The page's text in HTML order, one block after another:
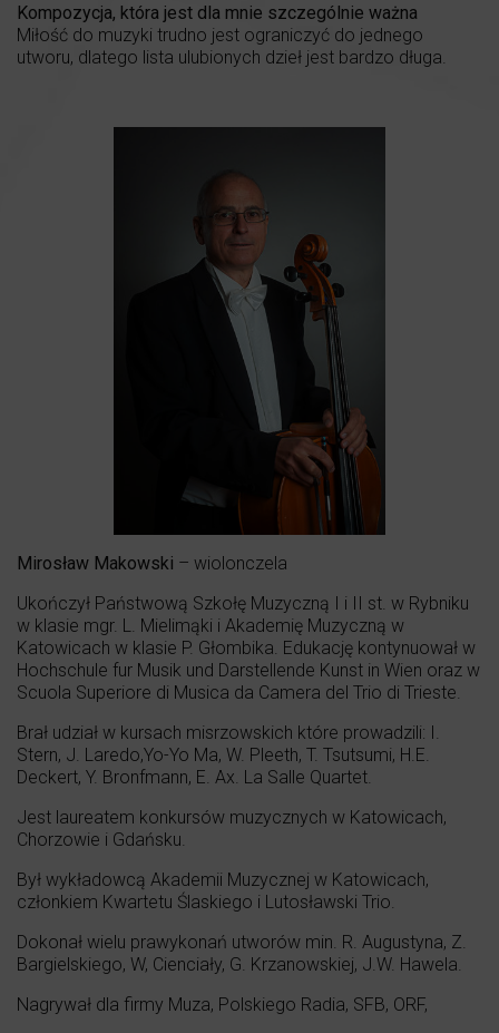
Kompozycja, która jest dla mnie szczególnie ważna
Miłość do muzyki trudno jest ograniczyć do jednego
utworu, dlatego lista ulubionych dzieł jest bardzo długa.
Mirosław Makowski – wiolonczela
Ukończył Państwową Szkołę Muzyczną I i II st. w Rybniku
w klasie mgr. L. Mielimąki i Akademię Muzyczną w
Katowicach w klasie P. Głombika. Edukację kontynuował w
Hochschule fur Musik und Darstellende Kunst in Wien oraz w
Scuola Superiore di Musica da Camera del Trio di Trieste.
Brał udział w kursach misrzowskich które prowadzili: I.
Stern, J. Laredo,Yo-Yo Ma, W. Pleeth, T. Tsutsumi, H.E.
Deckert, Y. Bronfmann, E. Ax. La Salle Quartet.
Jest laureatem konkursów muzycznych w Katowicach,
Chorzowie i Gdańsku.
Był wykładowcą Akademii Muzycznej w Katowicach,
członkiem Kwartetu Ślaskiego i Lutosławski Trio.
Dokonał wielu prawykonań utworów min. R. Augustyna, Z.
Bargielskiego, W, Cienciały, G. Krzanowskiej, J.W. Hawela.
Nagrywał dla firmy Muza, Polskiego Radia, SFB, ORF,